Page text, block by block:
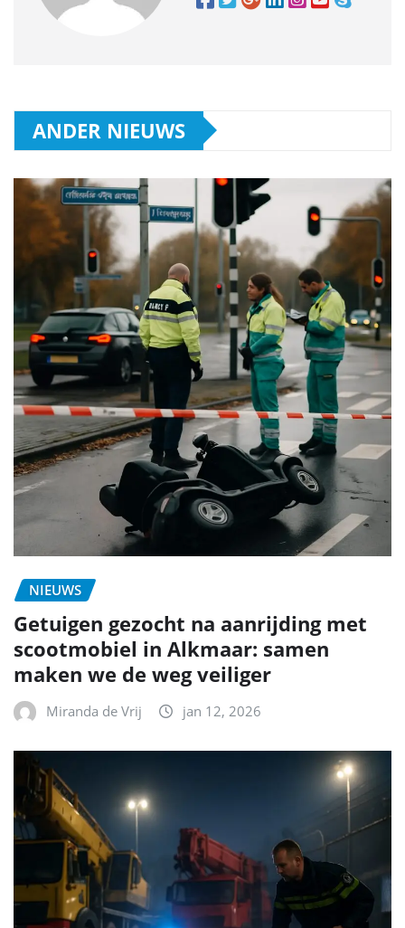
ANDER NIEUWS
NIEUWS
Getuigen gezocht na aanrijding met
scootmobiel in Alkmaar: samen
maken we de weg veiliger
Miranda de Vrij jan 12, 2026